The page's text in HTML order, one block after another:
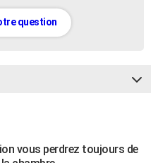
question
vous perdrez toujours de